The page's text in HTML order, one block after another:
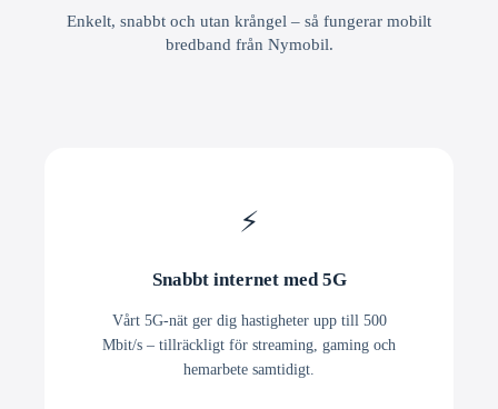
Enkelt, snabbt och utan krångel – så fungerar mobilt
bredband från Nymobil.
⚡
Snabbt internet med 5G
Vårt 5G-nät ger dig hastigheter upp till 500
Mbit/s – tillräckligt för streaming, gaming och
hemarbete samtidigt.